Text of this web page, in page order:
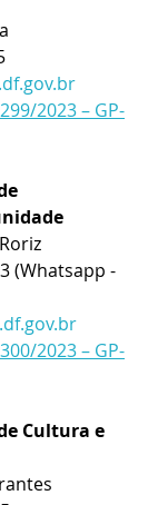
2023 – GP-
(Whatsapp -
2023 – GP-
Cultura e